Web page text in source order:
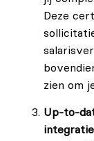
Deze
zien om
Up-to-